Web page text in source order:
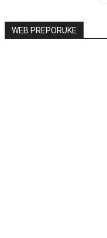
WEB PREPORUKE